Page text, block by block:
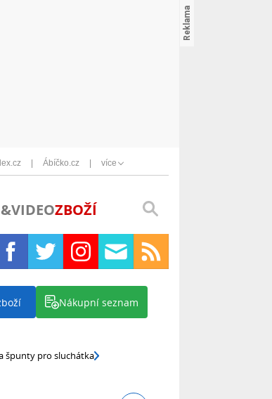
Ábíčko.cz více
ZBOŽÍ
Nákupní seznam
špunty pro sluchátka